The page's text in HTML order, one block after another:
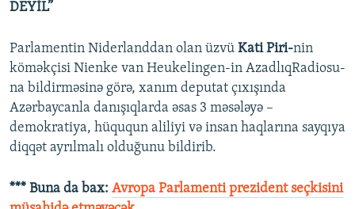
DEYİL”
Parlamentin Niderlanddan olan üzvü Kati Piri-nin
köməkçisi Nienke van Heukelingen-in AzadlıqRadiosu-
na bildirməsinə görə, xanım deputat çıxışında
Azərbaycanla danışıqlarda əsas 3 məsələyə –
demokratiya, hüququn aliliyi və insan haqlarına sayqıya
diqqət ayrılmalı olduğunu bildirib.
*** Buna da bax: Avropa Parlamenti prezident seçkisini